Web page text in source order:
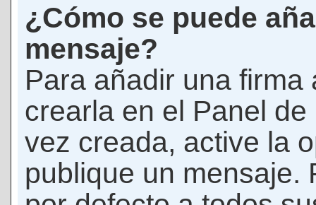
¿Cómo se puede
mensaje?
Para añadir una
crearla en el Panel
vez creada, active la
publique un mensaje.